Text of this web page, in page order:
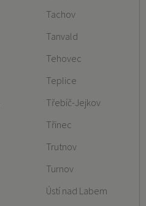
Tachov
Tanvald
Tehovec
Teplice
Třebíč-Jejkov
Třinec
Trutnov
Turnov
Ústí nad Labem